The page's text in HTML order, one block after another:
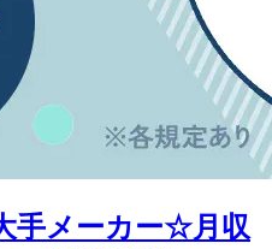
手メーカー☆月収